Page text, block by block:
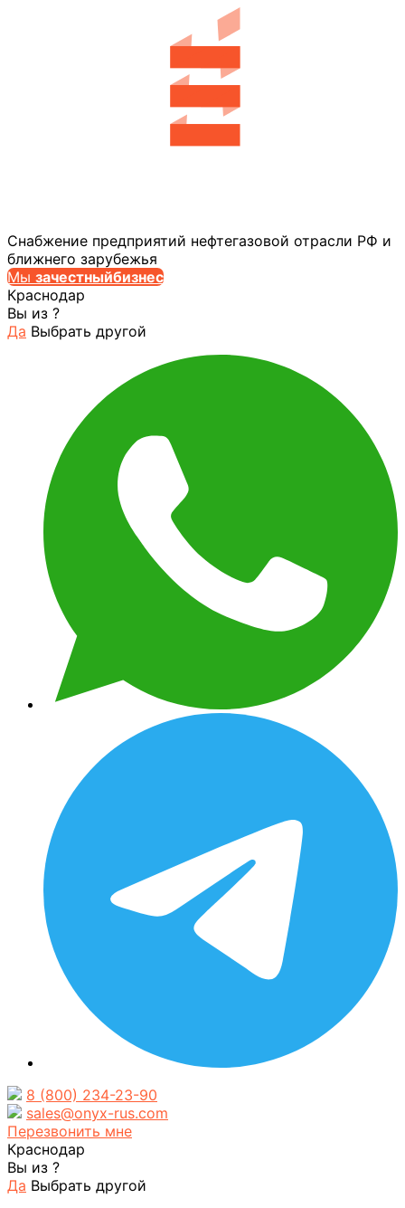
Снабжение предприятий нефтегазовой отрасли РФ и
ближнего зарубежья
Мы зачестныйбизнес
Краснодар
Вы из ?
Да Выбрать другой
8 (800) 234-23-90
sales@onyx-rus.com
Перезвонить мне
Краснодар
Вы из ?
Да Выбрать другой